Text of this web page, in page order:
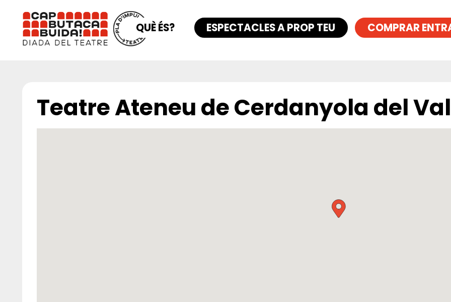
QUÈ ÉS? ESPECTACLES A PROP TEU COMPRAR
Teatre Ateneu de Cerdanyola del